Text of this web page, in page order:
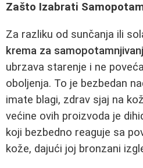
Zašto Izabrati
Za razliku od sunčanja ili
krema za
ubrzava starenje i ne
oboljenja. To je bezbedan
imate blagi, zdrav sjaj na
većine ovih proizvoda je
koji bezbedno reaguje sa
kože, dajući joj bronzani